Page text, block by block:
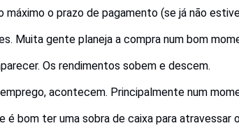
máximo o prazo de pagamento (se já não
Muita gente planeja a compra num bom
Os rendimentos sobem e descem.
acontecem. Principalmente num
é bom ter uma sobra de caixa para atravessar